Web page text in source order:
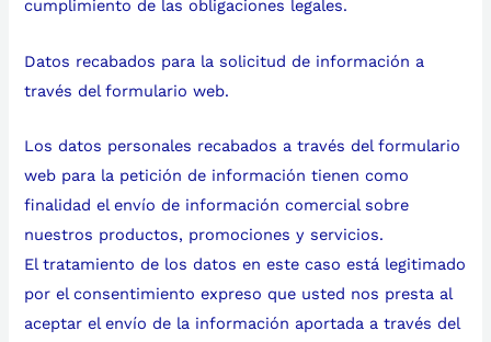
cumplimiento de las obligaciones legales.
Datos recabados para la solicitud de información a
través del formulario web.
Los datos personales recabados a través del formulario
web para la petición de información tienen como
finalidad el envío de información comercial sobre
nuestros productos, promociones y servicios.
El tratamiento de los datos en este caso está legitimado
por el consentimiento expreso que usted nos presta al
aceptar el envío de la información aportada a través del